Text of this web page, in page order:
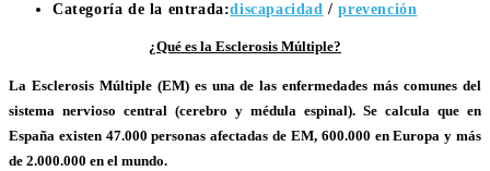
Categoría de la entrada:discapacidad / prevención
¿Qué es la Esclerosis Múltiple?
La Esclerosis Múltiple (EM) es una de las enfermedades más comunes del
sistema nervioso central (cerebro y médula espinal). Se calcula que en
España existen 47.000 personas afectadas de EM, 600.000 en Europa y más
de 2.000.000 en el mundo.